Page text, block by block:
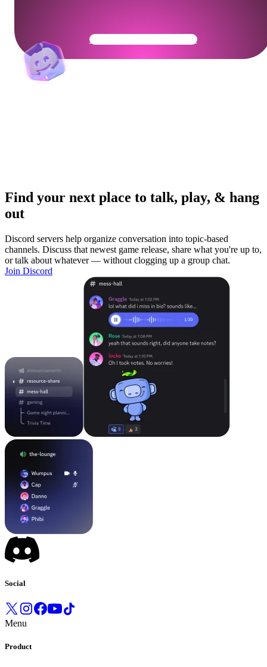
Get Your Community Ready
Find your next place to talk, play, & hang
out
Discord servers help organize conversation into topic-based
channels. Discuss that newest game release, share what you're up to,
or talk about whatever — without clogging up a group chat.
Join Discord
Social
Menu
Product